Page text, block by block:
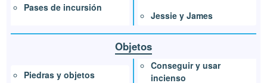
Pases de incursión
Jessie y James
Objetos
Piedras y objetos
Conseguir y usar
incienso